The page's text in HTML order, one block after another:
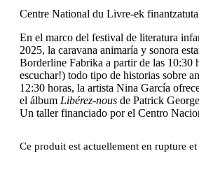
Centre National du Livre-ek
En el marco del festival de literatura
2025, la caravana animaría y sonora
Borderline Fabrika a partir de las 10:30
escuchar!) todo tipo de historias sobre
12:30 horas, la artista Nina García
el álbum Libérez-nous de Patrick
Un taller financiado por el Centro
Ce produit est actuellement en rupture